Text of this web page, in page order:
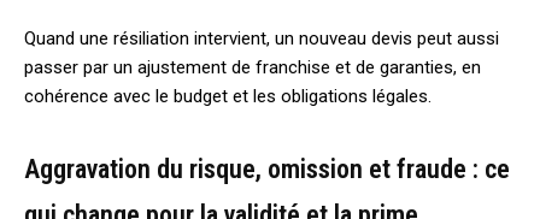
Quand une résiliation intervient, un nouveau devis peut aussi
passer par un ajustement de franchise et de garanties, en
cohérence avec le budget et les obligations légales.
Aggravation du risque, omission et fraude : ce